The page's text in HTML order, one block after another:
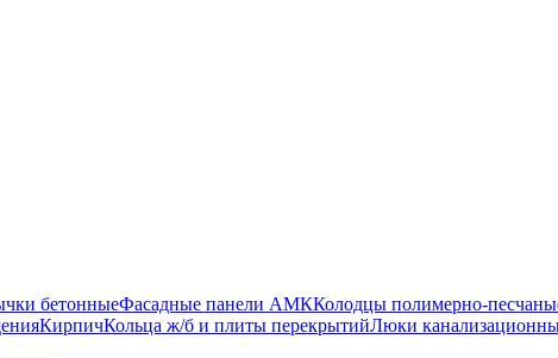
бетонныеФасадные панели АМККолодцы полимерно-
КирпичКольца ж/б и плиты перекрытийЛюки